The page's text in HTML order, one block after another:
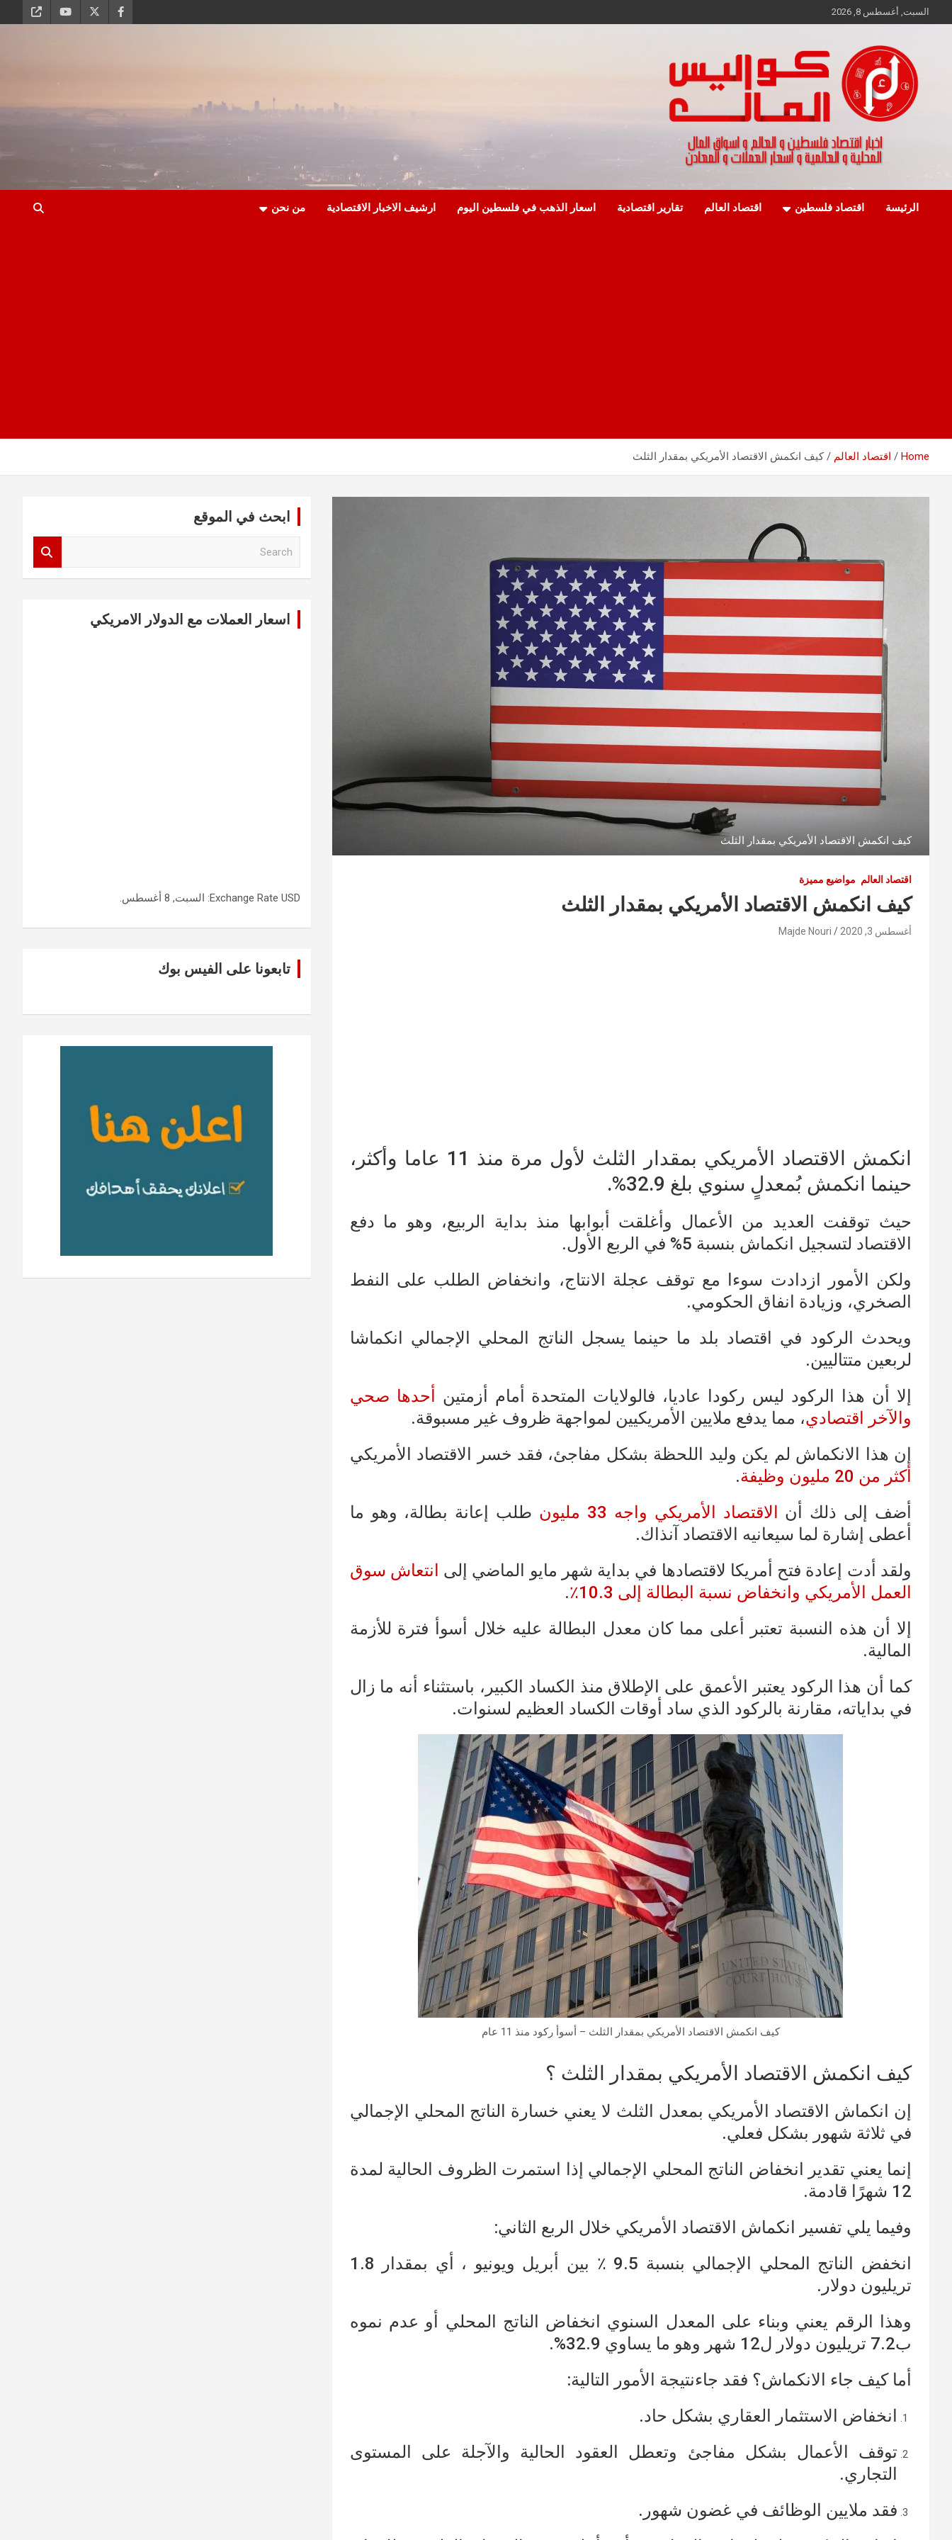
to
السبت, أغسطس 8, 2026
كواليس المال
الرئيسة اقتصاد فلسطين اقتصاد العالم تقارير اقتصادية اسعار الذهب في فلسطين اليوم ارشيف الاخبار الاقتصادية من نحن
Home اقتصاد العالم كيف انكمش الاقتصاد الأمريكي بمقدار الثلث
كيف انكمش الاقتصاد الأمريكي بمقدار الثلث
اقتصاد العالم مواضيع مميزة
كيف انكمش الاقتصاد الأمريكي بمقدار الثلث
أغسطس 3, 2020 Majde Nouri
انكمش الاقتصاد الأمريكي بمقدار الثلث لأول مرة منذ 11 عاما وأكثر،
حينما انكمش بُمعدلٍ سنوي بلغ 32.9%.
حيث توقفت العديد من الأعمال وأغلقت أبوابها منذ بداية الربيع، وهو ما دفع
الاقتصاد لتسجيل انكماش بنسبة 5% في الربع الأول.
ولكن الأمور ازدادت سوءا مع توقف عجلة الانتاج، وانخفاض الطلب على النفط
الصخري، وزيادة انفاق الحكومي.
ويحدث الركود في اقتصاد بلد ما حينما يسجل الناتج المحلي الإجمالي انكماشا
لربعين متتاليين.
إلا أن هذا الركود ليس ركودا عاديا، فالولايات المتحدة أمام أزمتين
أحدها صحي
والآخر اقتصادي، مما يدفع ملايين الأمريكيين لمواجهة ظروف غير مسبوقة.
إن هذا الانكماش لم يكن وليد اللحظة بشكل مفاجئ، فقد خسر الاقتصاد الأمريكي
أكثر من 20 مليون وظيفة
.
أضف إلى ذلك أن
الاقتصاد الأمريكي واجه 33 مليون
طلب إعانة بطالة، وهو ما
أعطى إشارة لما سيعانيه الاقتصاد آنذاك.
ولقد أدت إعادة فتح أمريكا لاقتصادها في بداية شهر مايو الماضي إلى انتعاش سوق
العمل الأمريكي وانخفاض نسبة البطالة إلى 10.3٪
.
إلا أن هذه النسبة تعتبر أعلى مما كان معدل البطالة عليه خلال أسوأ فترة للأزمة
المالية.
كما أن هذا الركود يعتبر الأعمق على الإطلاق منذ الكساد الكبير، باستثناء أنه ما زال
في بداياته، مقارنة بالركود الذي ساد أوقات الكساد العظيم لسنوات.
كيف انكمش الاقتصاد الأمريكي بمقدار الثلث – أسوأ ركود منذ 11 عام
كيف انكمش الاقتصاد الأمريكي بمقدار الثلث ؟
إن انكماش الاقتصاد الأمريكي بمعدل الثلث لا يعني خسارة الناتج المحلي الإجمالي
في ثلاثة شهور بشكل فعلي.
إنما يعني تقدير انخفاض الناتج المحلي الإجمالي إذا استمرت الظروف الحالية لمدة
12 شهرًا قادمة.
وفيما يلي تفسير انكماش الاقتصاد الأمريكي خلال الربع الثاني:
انخفض الناتج المحلي الإجمالي بنسبة 9.5 ٪ بين أبريل ويونيو ، أي بمقدار 1.8
تريليون دولار.
وهذا الرقم يعني وبناء على المعدل السنوي انخفاض الناتج المحلي أو عدم نموه
ب7.2 تريليون دولار ل12 شهر وهو ما يساوي 32.9%.
أما كيف جاء الانكماش؟ فقد جاءنتيجة الأمور التالية:
انخفاض الاستثمار العقاري بشكل حاد.
توقف الأعمال بشكل مفاجئ وتعطل العقود الحالية والآجلة على المستوى
التجاري.
فقد ملايين الوظائف في غضون شهور.
ابحث في الموقع
اسعار العملات مع الدولار الامريكي
Exchange Rate USD : السبت, 8 أغسطس.
تابعونا على الفيس بوك